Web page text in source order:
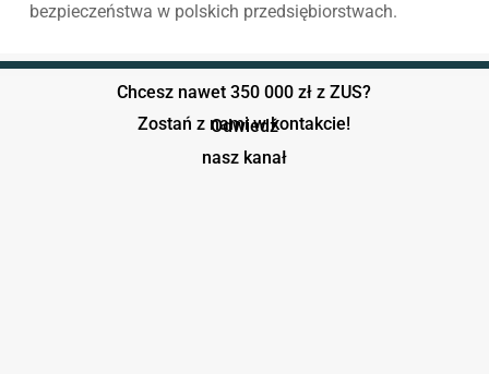
bezpieczeństwa w polskich przedsiębiorstwach.
Chcesz nawet 350 000 zł z ZUS?
Zostań z nami w kontakcie!
Odwiedź
nasz kanał